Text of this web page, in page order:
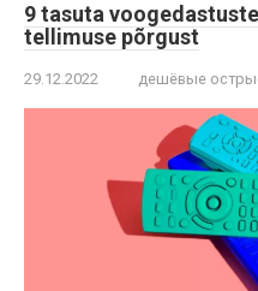
9 tasuta
tellimuse põrgust
29.12.2022 дешёвые